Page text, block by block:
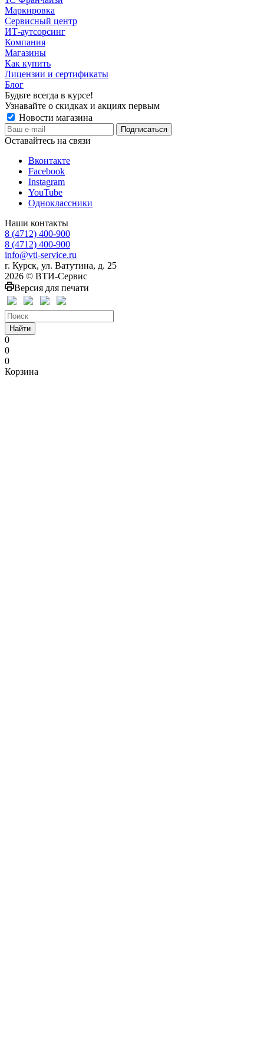
Маркировка
Сервисный центр
ИТ-аутсорсинг
Компания
Магазины
Как купить
Лицензии и сертификаты
Блог
Будьте всегда в курсе!
Узнавайте о скидках и акциях первым
Новости магазина
Оставайтесь на связи
Вконтакте
Facebook
Instagram
YouTube
Одноклассники
Наши контакты
8 (4712) 400-900
8 (4712) 400-900
info@vti-service.ru
г. Курск, ул. Ватутина, д. 25
2026 © ВТИ-Сервис
Версия для печати
Найти
0
0
0
Корзина